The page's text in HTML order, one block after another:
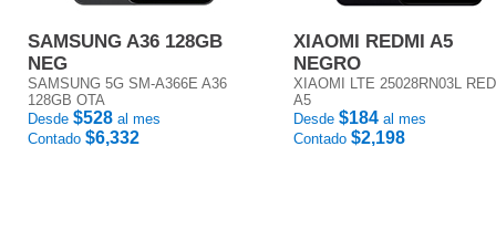
SAMSUNG A36 128GB
NEG
SAMSUNG 5G SM-A366E A36
128GB OTA
Desde $528 al mes
Contado $6,332
XIAOMI REDMI A5
NEGRO
XIAOMI LTE 25028RN03L
A5
Desde $184 al mes
Contado $2,198